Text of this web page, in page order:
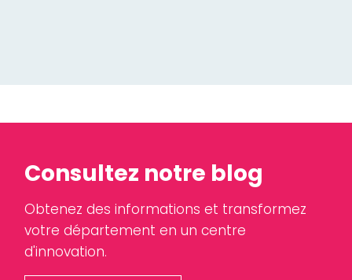
Consultez notre blog
Obtenez des informations et transformez
votre département en un centre
d'innovation.